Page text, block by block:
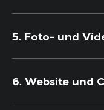
5. Foto- und
6. Website und